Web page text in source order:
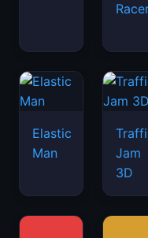
Elastic
Man
Jam
3D